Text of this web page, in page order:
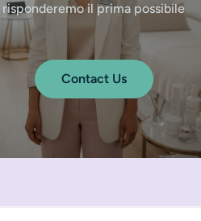
risponderemo il prima possibile
Contact Us